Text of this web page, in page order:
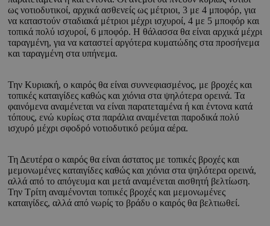
ως νοτιοδυτικοί, αρχικά ασθενείς ως μέτριοι, 3 με 4 μποφόρ, για
να καταστούν σταδιακά μέτριοι μέχρι ισχυροί, 4 με 5 μποφόρ και
τοπικά πολύ ισχυροί, 6 μποφόρ. Η θάλασσα θα είναι αρχικά μέχρι
ταραγμένη, για να καταστεί αργότερα κυματώδης στα προσήνεμα
και ταραγμένη στα υπήνεμα.
Την Κυριακή, ο καιρός θα είναι συννεφιασμένος, με βροχές και
τοπικές καταιγίδες καθώς και χιόνια στα ψηλότερα ορεινά. Τα
φαινόμενα αναμένεται να είναι παρατεταμένα ή και έντονα κατά
τόπους, ενώ κυρίως στα παράλια αναμένεται παροδικά πολύ
ισχυρό μέχρι σφοδρό νοτιοδυτικό ρεύμα αέρα.
Τη Δευτέρα ο καιρός θα είναι άστατος με τοπικές βροχές και
μεμονωμένες καταιγίδες καθώς και χιόνια στα ψηλότερα ορεινά,
αλλά από το απόγευμα και μετά αναμένεται αισθητή βελτίωση.
Την Τρίτη αναμένονται τοπικές βροχές και μεμονωμένες
καταιγίδες, αλλά από νωρίς το βράδυ ο καιρός θα βελτιωθεί.